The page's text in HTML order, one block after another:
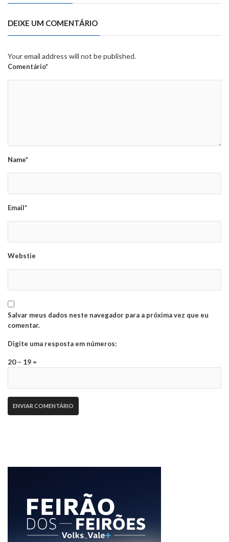
DEIXE UM COMENTÁRIO
Your email address will not be published.
Comentário*
Name*
Email*
Webstie
Salvar meus dados neste navegador para a próxima vez que eu
comentar.
Digite uma resposta em números:
20 − 19 =